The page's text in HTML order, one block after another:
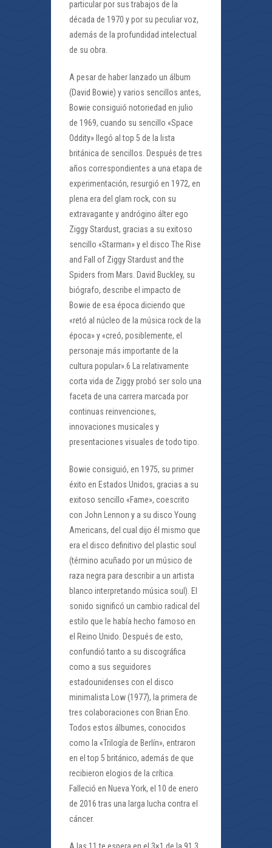
particular por sus trabajos de la
década de 1970 y por su peculiar voz,
además de la profundidad intelectual
de su obra.
A pesar de haber lanzado un álbum
(David Bowie) y varios sencillos antes,
Bowie consiguió notoriedad en julio
de 1969, cuando su sencillo «Space
Oddity» llegó al top 5 de la lista
británica de sencillos. Después de tres
años correspondientes a una etapa de
experimentación, resurgió en 1972, en
plena era del glam rock, con su
extravagante y andrógino álter ego
Ziggy Stardust, gracias a su exitoso
sencillo «Starman» y el disco The Rise
and Fall of Ziggy Stardust and the
Spiders from Mars. David Buckley, su
biógrafo, describe el impacto de
Bowie de esa época diciendo que
«retó al núcleo de la música rock de la
época» y «creó, posiblemente, el
personaje más importante de la
cultura popular».6 La relativamente
corta vida de Ziggy probó ser solo una
faceta de una carrera marcada por
continuas reinvenciones,
innovaciones musicales y
presentaciones visuales de todo tipo.
Bowie consiguió, en 1975, su primer
éxito en Estados Unidos, gracias a su
exitoso sencillo «Fame», coescrito
con John Lennon y a su disco Young
Americans, del cual dijo él mismo que
era el disco definitivo del plastic soul
(término acuñado por un músico de
raza negra para describir a un artista
blanco interpretando música soul). El
sonido significó un cambio radical del
estilo que le había hecho famoso en
el Reino Unido. Después de esto,
confundió tanto a su discográfica
como a sus seguidores
estadounidenses con el disco
minimalista Low (1977), la primera de
tres colaboraciones con Brian Eno.
Todos estos álbumes, conocidos
como la «Trilogía de Berlín», entraron
en el top 5 británico, además de que
recibieron elogios de la crítica.
Falleció en Nueva York, el 10 de enero
de 2016 tras una larga lucha contra el
cáncer.